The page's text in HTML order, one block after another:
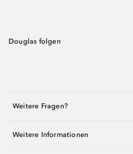
Douglas folgen
Weitere Fragen?
Weitere Informationen